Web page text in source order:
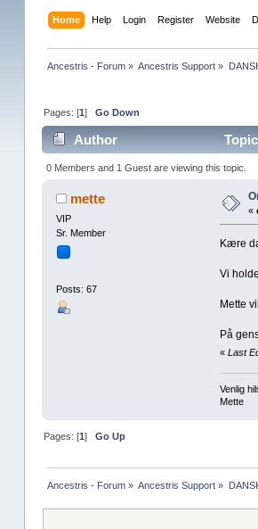
Home Help Login Register Website
Ancestris - Forum » Ancestris Support »
Pages: [1]Go Down
Author
0 Members and 1 Guest are viewing this topic.
mette
VIP
Sr. Member
Posts: 67
«
Kære
Vi
Mette
På
« Last
Venlig
Mette
Pages: [1]Go Up
Ancestris - Forum » Ancestris Support »